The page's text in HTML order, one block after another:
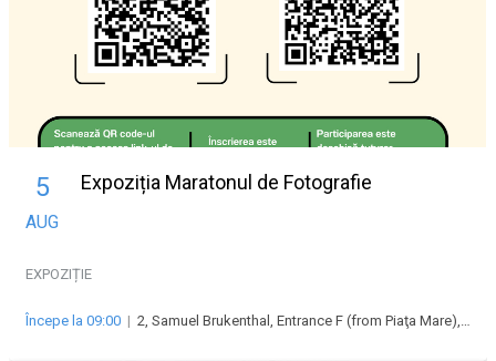
5
AUG
Expoziția Maratonul de Fotografie
EXPOZIȚIE
Începe la 09:00 | 2, Samuel Brukenthal, Entrance F (from Piaţa Mare), Piața Mare, 550178 Sibiu, Romania